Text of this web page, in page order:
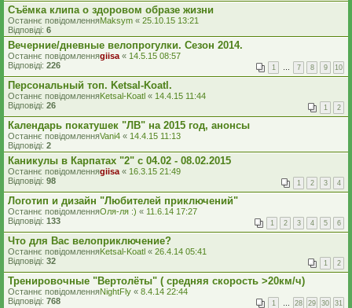
Съёмка клипа о здоровом образе жизни
Останнє повідомленняMaksym « 25.10.15 13:21
Відповіді: 6
Вечерние/дневные велопрогулки. Сезон 2014.
Останнє повідомленняgiisa « 14.5.15 08:57
Відповіді: 226 1 … 7 8 9 10
Персональный топ. Ketsal-Koatl.
Останнє повідомленняKetsal-Koatl « 14.4.15 11:44
Відповіді: 26 1 2
Календарь покатушек "ЛВ" на 2015 год, анонсы
Останнє повідомленняVani4 « 14.4.15 11:13
Відповіді: 2
Каникулы в Карпатах "2" с 04.02 - 08.02.2015
Останнє повідомленняgiisa « 16.3.15 21:49
Відповіді: 98 1 2 3 4
Логотип и дизайн "Любителей приключений"
Останнє повідомленняОля-ля :) « 11.6.14 17:27
Відповіді: 133 1 2 3 4 5 6
Что для Вас велоприключение?
Останнє повідомленняKetsal-Koatl « 26.4.14 05:41
Відповіді: 32 1 2
Тренировочные "Вертолёты" ( средняя скорость >20км/ч)
Останнє повідомленняNightFly « 8.4.14 22:44
Відповіді: 768 1 … 28 29 30 31